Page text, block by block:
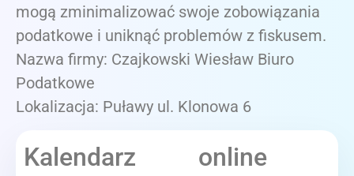
mogą zminimalizować swoje zobowiązania
podatkowe i uniknąć problemów z fiskusem.
Nazwa firmy: Czajkowski Wiesław Biuro
Podatkowe
Lokalizacja: Puławy ul. Klonowa 6
Kalendarz online